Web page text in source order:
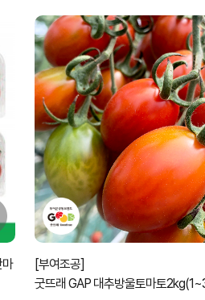
[(주)영파머스농업회사법인]
GAP 완숙토마토2kg(1~3번과)~